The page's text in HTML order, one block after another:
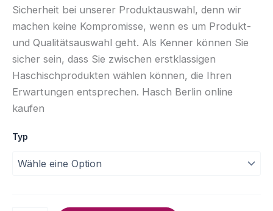
Sicherheit bei unserer Produktauswahl, denn wir
machen keine Kompromisse, wenn es um Produkt-
und Qualitätsauswahl geht. Als Kenner können Sie
sicher sein, dass Sie zwischen erstklassigen
Haschischprodukten wählen können, die Ihren
Erwartungen entsprechen. Hasch Berlin online
kaufen
Typ